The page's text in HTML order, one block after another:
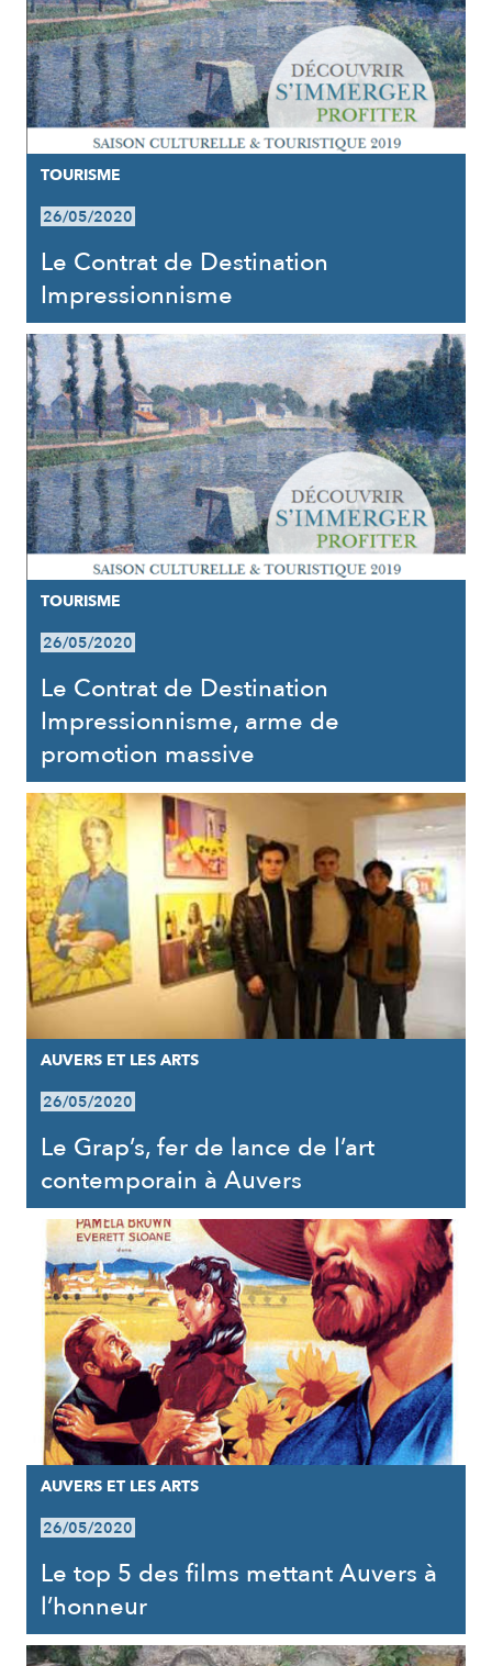
TOURISME
26/05/2020
Le Contrat de Destination
Impressionnisme
TOURISME
26/05/2020
Le Contrat de Destination
Impressionnisme, arme de
promotion massive
AUVERS ET LES ARTS
26/05/2020
Le Grap’s, fer de lance de l’art
contemporain à Auvers
AUVERS ET LES ARTS
26/05/2020
Le top 5 des films mettant Auvers à
l’honneur